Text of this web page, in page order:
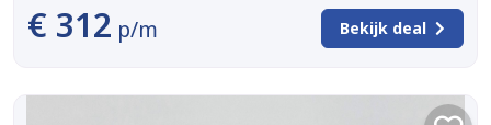
€ 312 p/m Bekijk deal